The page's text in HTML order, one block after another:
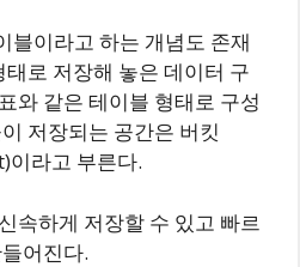
블이라고 하는 개념도 존재
로 저장해 놓은 데이터 구
와 같은 테이블 형태로 구성
저장되는 공간은 버킷
이라고 부른다.
속하게 저장할 수 있고 빠르
어진다.